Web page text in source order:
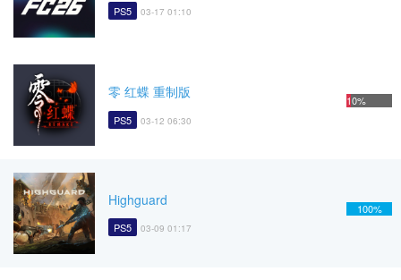
PS5 03-17 01:10
零 红蝶 重制版
PS5 03-12 06:30
10%
Highguard
PS5 03-09 01:17
100%